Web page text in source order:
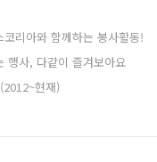
리아와 함께하는 봉사활동!
행사, 다같이 즐겨보아요
현재)